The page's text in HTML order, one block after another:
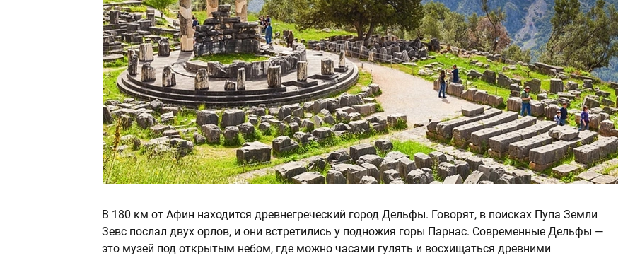
В 180 км от Афин находится древнегреческий город Дельфы. Говорят, в поисках Пупа Земли
Зевс послал двух орлов, и они встретились у подножия горы Парнас. Современные Дельфы —
это музей под открытым небом, где можно часами гулять и восхищаться древними